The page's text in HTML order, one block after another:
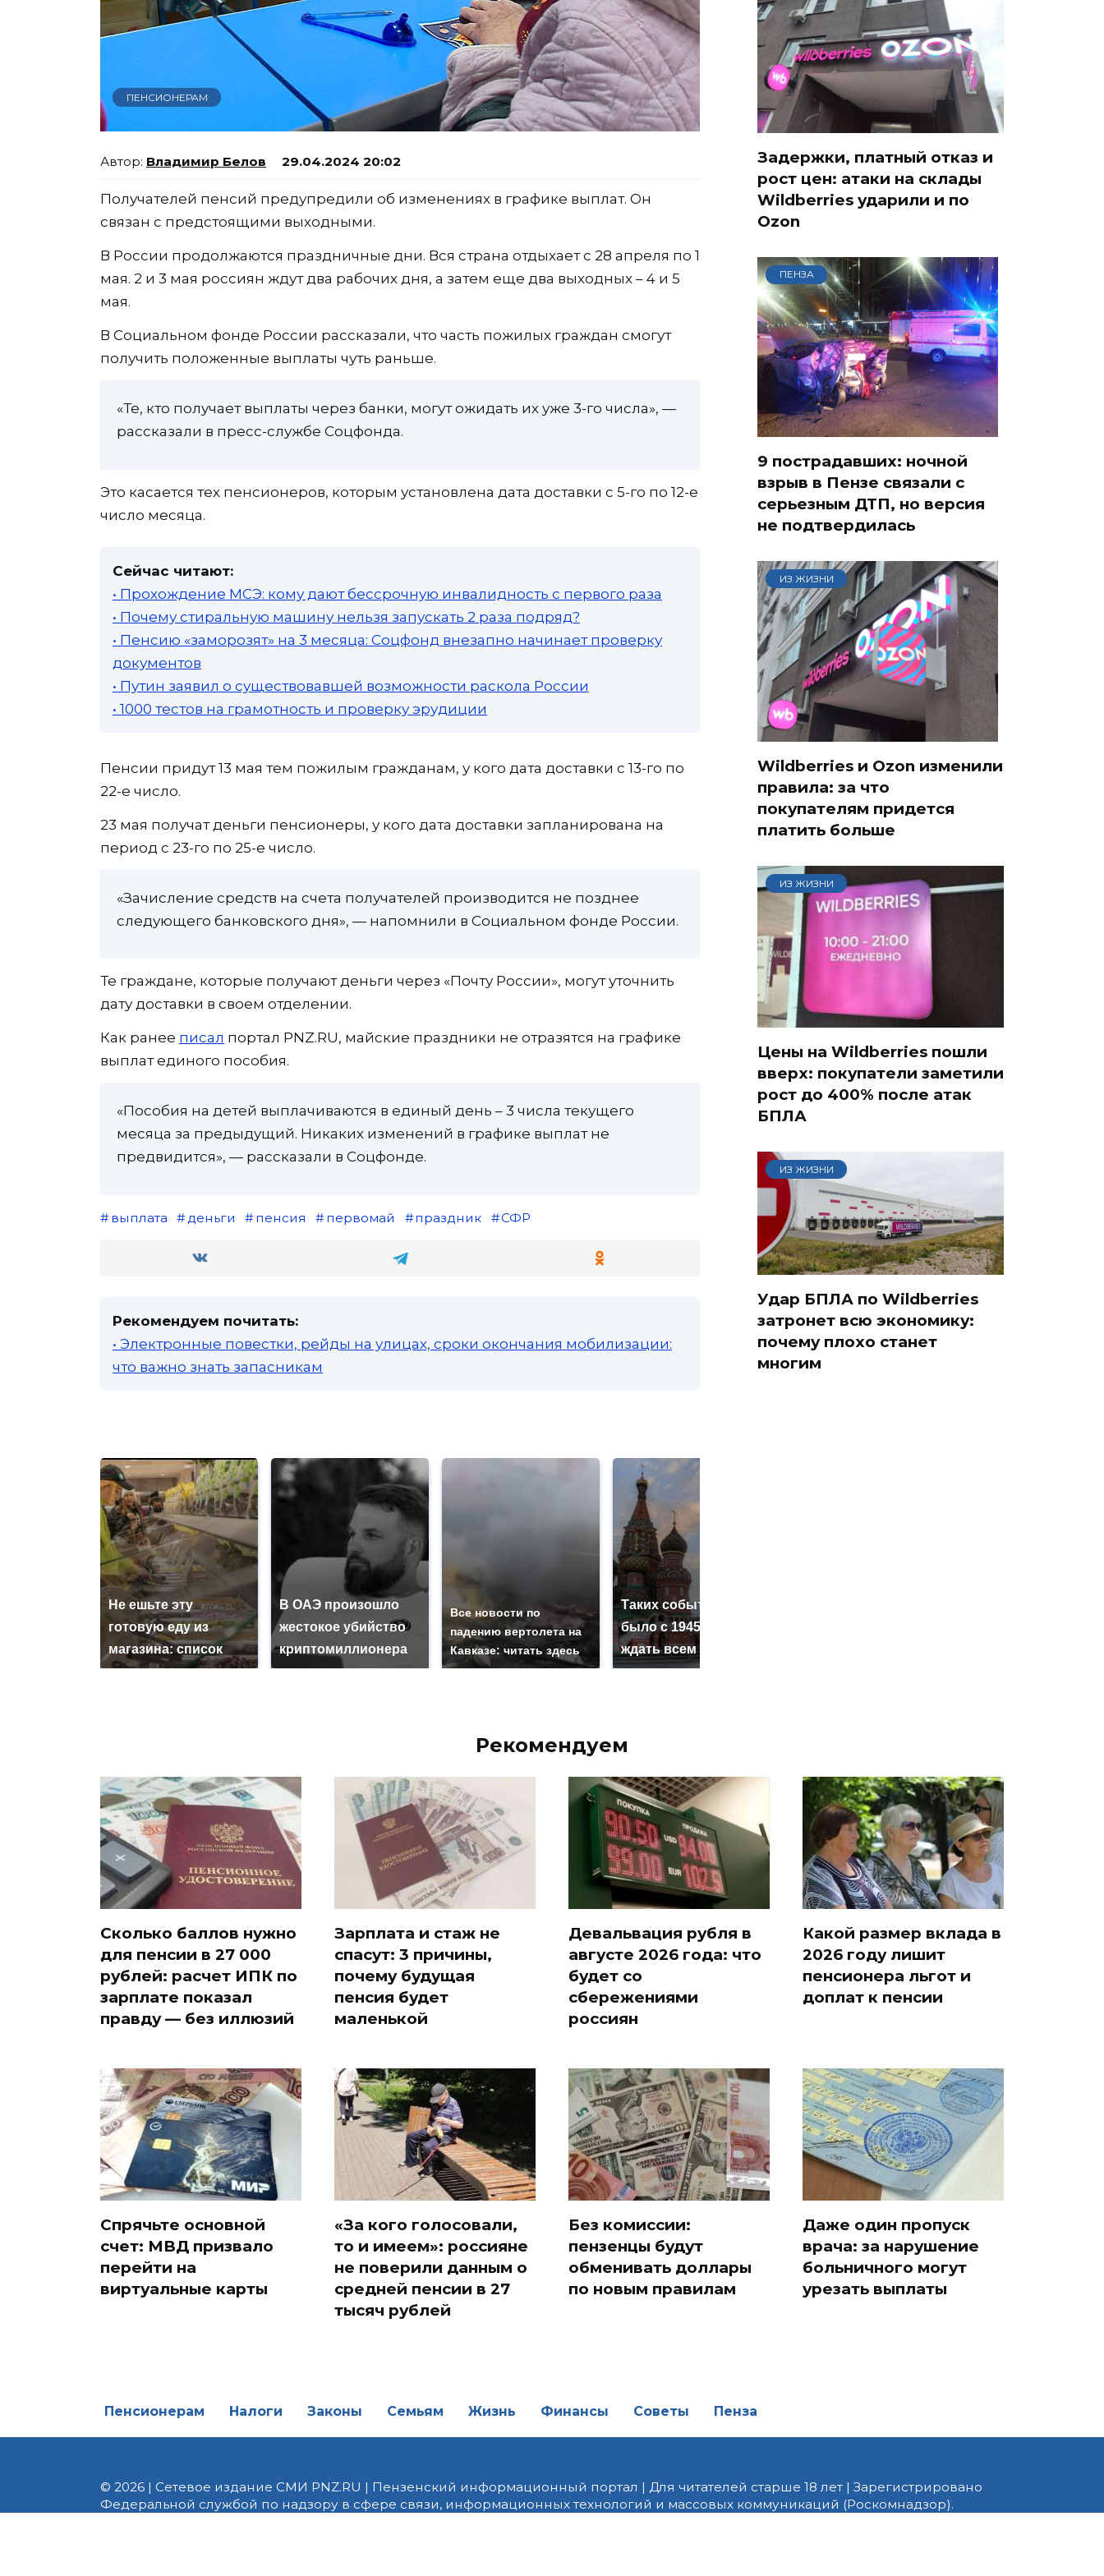
ПЕНСИОНЕРАМ
Владимир Белов 29.04.2024 20:02
Получателей пенсий предупредили об изменениях в графике выплат. Он
связан с предстоящими выходными.
В России продолжаются праздничные дни. Вся страна отдыхает с 28 апреля по 1
мая. 2 и 3 мая россиян ждут два рабочих дня, а затем еще два выходных – 4 и 5
мая.
В Социальном фонде России рассказали, что часть пожилых граждан смогут
получить положенные выплаты чуть раньше.
«Те, кто получает выплаты через банки, могут ожидать их уже 3-го числа», —
рассказали в пресс-службе Соцфонда.
Это касается тех пенсионеров, которым установлена дата доставки с 5-го по 12-е
число месяца.
Сейчас читают:
• Прохождение МСЭ: кому дают бессрочную инвалидность с первого раза
• Почему стиральную машину нельзя запускать 2 раза подряд?
• Пенсию «заморозят» на 3 месяца: Соцфонд внезапно начинает проверку
документов
• Путин заявил о существовавшей возможности раскола России
• 1000 тестов на грамотность и проверку эрудиции
Пенсии придут 13 мая тем пожилым гражданам, у кого дата доставки с 13-го по
22-е число.
23 мая получат деньги пенсионеры, у кого дата доставки запланирована на
период с 23-го по 25-е число.
«Зачисление средств на счета получателей производится не позднее
следующего банковского дня», — напомнили в Социальном фонде России.
Те граждане, которые получают деньги через «Почту России», могут уточнить
дату доставки в своем отделении.
Как ранее писал портал PNZ.RU, майские праздники не отразятся на графике
выплат единого пособия.
«Пособия на детей выплачиваются в единый день – 3 числа текущего
месяца за предыдущий. Никаких изменений в графике выплат не
предвидится», — рассказали в Соцфонде.
выплата деньги пенсия первомай праздник СФР
Рекомендуем почитать:
• Электронные повестки, рейды на улицах, сроки окончания мобилизации:
что важно знать запасникам
Не ешьте эту
готовую еду из
магазина: список
В ОАЭ произошло
жестокое убийство
криптомиллионера
Все новости по
падению вертолета на
Кавказе: читать здесь
Таких событий не
было с 1945: чего
ждать всем нам?
Задержки, платный отказ и
рост цен: атаки на склады
Wildberries ударили и по
Ozon
ПЕНЗА
9 пострадавших: ночной
взрыв в Пензе связали с
серьезным ДТП, но версия
не подтвердилась
ИЗ ЖИЗНИ
Wildberries и Ozon изменили
правила: за что
покупателям придется
платить больше
ИЗ ЖИЗНИ
Цены на Wildberries пошли
вверх: покупатели заметили
рост до 400% после атак
БПЛА
ИЗ ЖИЗНИ
Удар БПЛА по Wildberries
затронет всю экономику:
почему плохо станет
многим
Рекомендуем
Сколько баллов нужно
для пенсии в 27 000
рублей: расчет ИПК по
зарплате показал
правду — без иллюзий
Зарплата и стаж не
спасут: 3 причины,
почему будущая
пенсия будет
маленькой
Девальвация рубля в
августе 2026 года: что
будет со
сбережениями
россиян
Какой размер вклада в
2026 году лишит
пенсионера льгот и
доплат к пенсии
Спрячьте основной
счет: МВД призвало
перейти на
виртуальные карты
«За кого голосовали,
то и имеем»: россияне
не поверили данным о
средней пенсии в 27
тысяч рублей
Без комиссии:
пензенцы будут
обменивать доллары
по новым правилам
Даже один пропуск
врача: за нарушение
больничного могут
урезать выплаты
Пенсионерам Налоги Законы Семьям Жизнь Финансы Советы Пенза
© 2026 | Сетевое издание СМИ PNZ.RU | Пензенский информационный портал | Для читателей старше 18 лет | Зарегистрировано
Федеральной службой по надзору в сфере связи, информационных технологий и массовых коммуникаций (Роскомнадзор).